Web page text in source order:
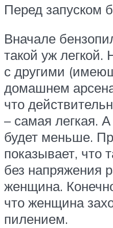
Перед запуском
Вначале
такой уж легкой.
с другими
домашнем
что
– самая легкая. А
будет меньше.
показывает, что
без напряжения
женщина.
что женщина
пилением.